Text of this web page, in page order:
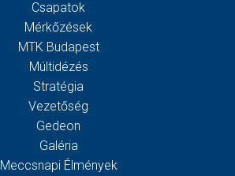
Csapatok
Mérkőzések
MTK Budapest
Múltidézés
Stratégia
Vezetőség
Gedeon
Galéria
Meccsnapi Élmények